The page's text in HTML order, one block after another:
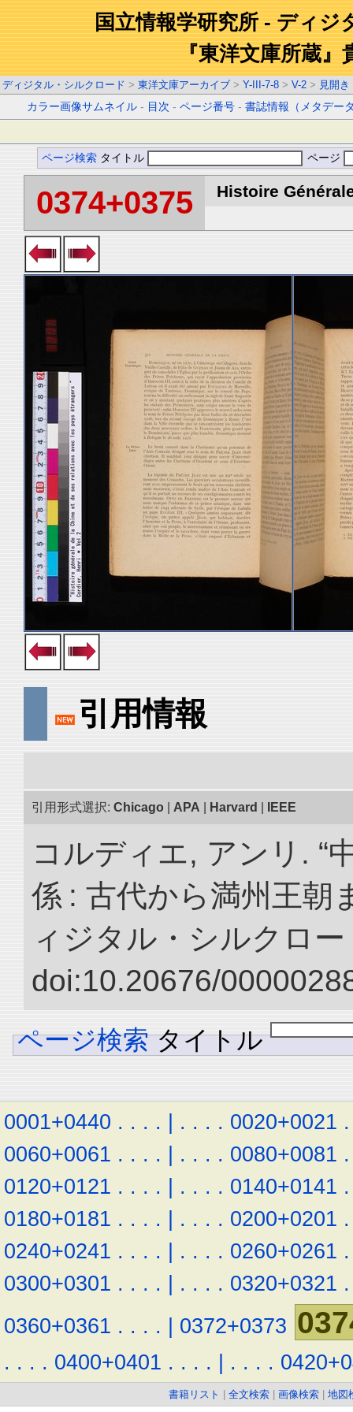
国立情報学研究所 - ディジ
『東洋文庫所蔵』
ディジタル・シルクロード > 東洋文庫アーカイブ > Y-III-7-8 > V-2 > 見開き
カラー画像サムネイル - 目次 -ページ番号 -書誌情報（メタデー
ページ検索 タイトル ページ
0374+0375 Histoire
引用情報
引用形式選択: Chicago APA Harvard IEEE
コルディエ, アンリ. “
係 : 古代から満州王朝
ィジタル・シルクロ
doi:10.20676/
ページ検索 タイトル
0001+0440 . . . . | . . . . 0020+0021 .
0060+0061 . . . . | . . . . 0080+0081 .
0120+0121 . . . . | . . . . 0140+0141 .
0180+0181 . . . . | . . . . 0200+0201 .
0240+0241 . . . . | . . . . 0260+0261 .
0300+0301 . . . . | . . . . 0320+0321 .
0360+0361 . . . . | 0372+0373
. . . . 0400+0401 . . . . | . . . .
書籍リスト 全文検索 画像検索 地図